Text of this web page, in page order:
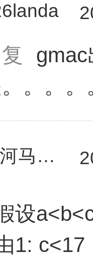
。。。
小河马逆天改命
设
1: c<17